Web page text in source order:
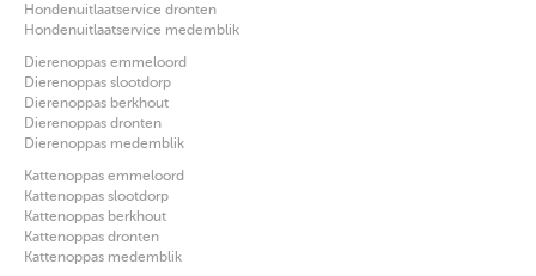
Hondenuitlaatservice dronten
Hondenuitlaatservice medemblik
Dierenoppas emmeloord
Dierenoppas slootdorp
Dierenoppas berkhout
Dierenoppas dronten
Dierenoppas medemblik
Kattenoppas emmeloord
Kattenoppas slootdorp
Kattenoppas berkhout
Kattenoppas dronten
Kattenoppas medemblik